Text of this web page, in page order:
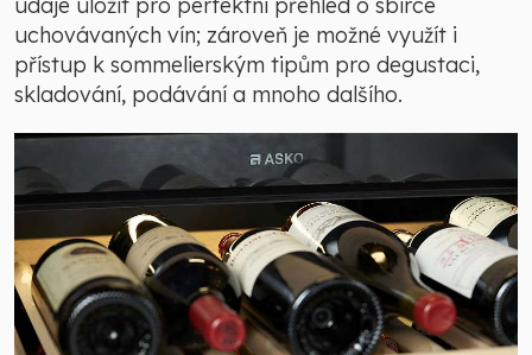
uchovávaných vín; zároveň je možné využít i
přístup k sommelierským tipům pro degustaci,
skladování, podávání a mnoho dalšího.